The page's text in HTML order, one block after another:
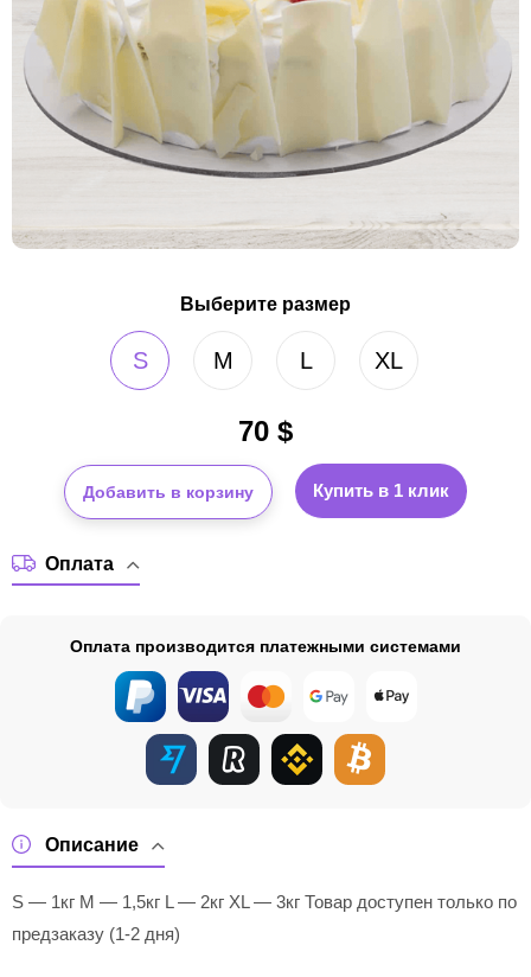
Выберите размер
S M L XL
70 $
Добавить в корзину Купить в 1 клик
Описание
S — 1кг M — 1,5кг L — 2кг XL — 3кг Товар доступен только по
предзаказу (1-2 дня)
Оплата
Оплата производится платежными системами